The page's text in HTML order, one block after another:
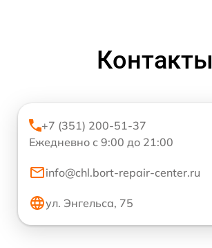
Контакты
+7 (351) 200-51-37
Ежедневно с 9:00 до 21:00
info@chl.bort-repair-center.ru
ул. Энгельса, 75